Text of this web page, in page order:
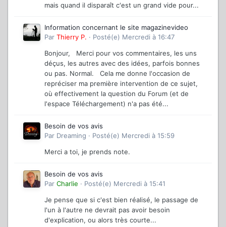
mais quand il disparaît c'est un grand vide pour...
Information concernant le site magazinevideo
Par Thierry P. · Posté(e) Mercredi à 16:47
Bonjour, Merci pour vos commentaires, les uns
déçus, les autres avec des idées, parfois bonnes
ou pas. Normal. Cela me donne l'occasion de
repréciser ma première intervention de ce sujet,
où effectivement la question du Forum (et de
l'espace Téléchargement) n'a pas été...
Besoin de vos avis
Par Dreaming · Posté(e) Mercredi à 15:59
Merci a toi, je prends note.
Besoin de vos avis
Par Charlie · Posté(e) Mercredi à 15:41
Je pense que si c'est bien réalisé, le passage de
l'un à l'autre ne devrait pas avoir besoin
d'explication, ou alors très courte...